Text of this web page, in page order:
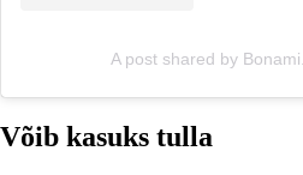
A post shared by
Võib kasuks tulla